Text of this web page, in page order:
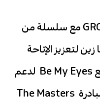
كما تتكامل أنشطة برنامج GROW مع سلسلة من
لتعزيز الإتاحة
والتمكين، من بينها شراكتها مع Be My Eyes لدعم
المكفوفين وضعاف البصر، ومبادرة The Masters